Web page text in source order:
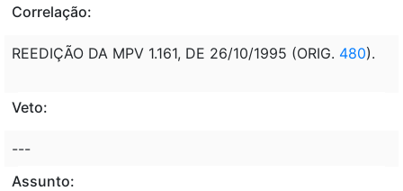
Correlação:
REEDIÇÃO DA MPV 1.161, DE 26/10/1995 (ORIG. 480).
Veto:
---
Assunto: